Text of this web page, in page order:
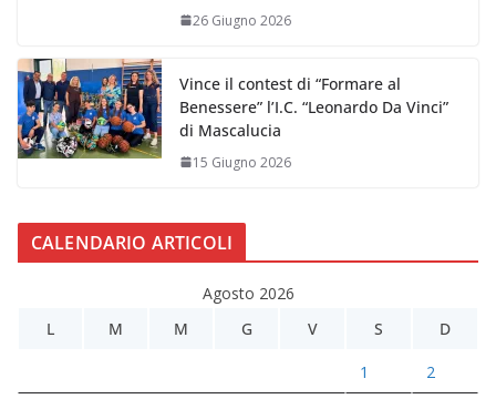
26 Giugno 2026
Vince il contest di “Formare al
Benessere” l’I.C. “Leonardo Da Vinci”
di Mascalucia
15 Giugno 2026
CALENDARIO ARTICOLI
Agosto 2026
L
M M G V S D
1 2